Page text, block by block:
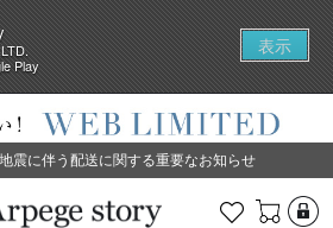
Play
表示
震に伴う配送に関する重要なお知らせ
お気に入り